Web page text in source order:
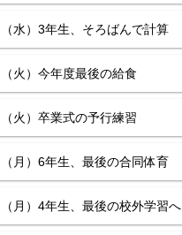
水）3年生、そろばんで計算
火）今年度最後の給食
火）卒業式の予行練習
月）6年生、最後の合同体育
月）4年生、最後の校外学習へ